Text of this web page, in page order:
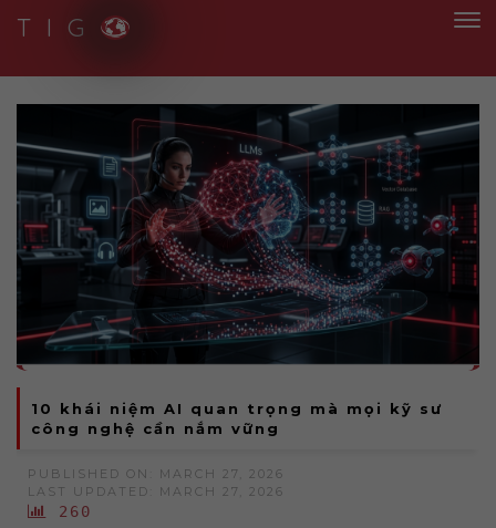
T I G
10 khái niệm AI quan trọng mà mọi kỹ sư
công nghệ cần nắm vững
PUBLISHED ON: MARCH 27, 2026
LAST UPDATED: MARCH 27, 2026
260